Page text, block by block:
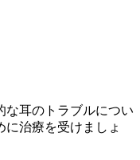
な耳のトラブルについ
治療を受けましょ